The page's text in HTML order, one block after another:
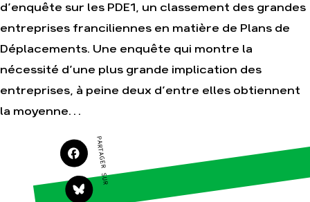
Faire un don
S'engager sur le terrain
Agir au quotidien
Soutenir les campagnes
Transmettre tout ou
éco-citoyens
Climat – Énergie
Surproduction
Agriculture
Finance
Multinationales
Actualités
Groupes locaux
d’enquête sur les PDE1, un classement des grandes
entreprises franciliennes en matière de Plans de
Déplacements. Une enquête qui montre la
nécessité d’une plus grande implication des
entreprises, à peine deux d’entre elles obtiennent
la moyenne…
PARTAGER SUR